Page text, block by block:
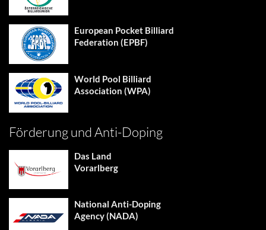
European Pocket Billiard
Federation (EPBF)
World Pool Billiard
Association (WPA)
Förderung und Anti-Doping
Das Land
Vorarlberg
National Anti-Doping
Agency (NADA)